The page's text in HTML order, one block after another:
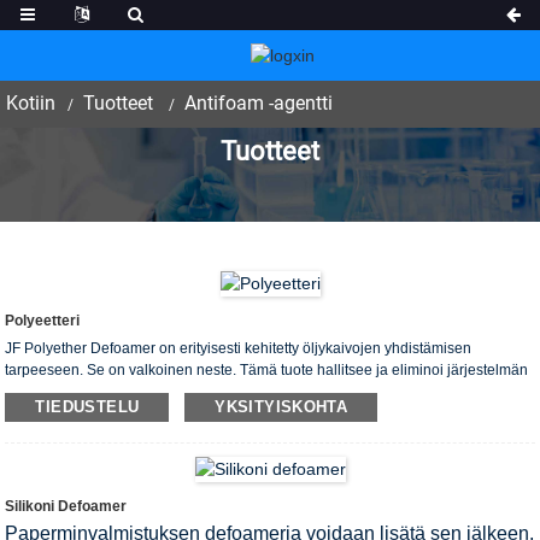
Kotiin Tuotteet Antifoam -agentti
Tuotteet
Polyeetteri
JF Polyether Defoamer on erityisesti kehitetty öljykaivojen yhdistämisen
tarpeeseen. Se on valkoinen neste. Tämä tuote hallitsee ja eliminoi järjestelmän
ilmakuplan tehokkaasti. Pienellä määrällä vaahto vähenee nopeasti. Käyttö on
kätevää ja vapaa korroosiosta tai toisesta sivuvaikutuksesta.
TIEDUSTELU YKSITYISKOHTA
Silikoni Defoamer
Paperminvalmistuksen defoameria voidaan lisätä sen jälkeen,